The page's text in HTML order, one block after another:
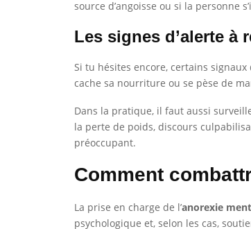
source d’angoisse ou si la personne
Les signes d’alerte à
Si tu hésites encore, certains
cache sa nourriture ou se pèse de
Dans la pratique, il faut aussi
la perte de poids, discours
préoccupant.
Comment
La prise en charge de l’anorexie
psychologique et, selon les cas,